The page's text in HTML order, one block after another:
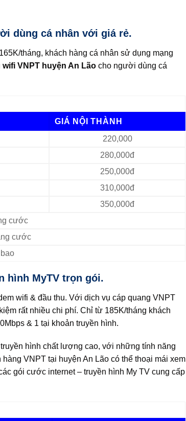
dùng cá nhân với giá rẻ.
tháng, khách hàng cá nhân sử dụng mạng
wifi VNPT huyện An Lão cho người dùng cá
GIÁ NỘI THÀNH
220,000
280,000đ
250,000đ
310,000đ
350,000đ
cước
cước
hình MyTV trọn gói.
wifi & đầu thu. Với dịch vụ cáp quang VNPT
rất nhiều chi phí. Chỉ từ 185K/tháng khách
& 1 tại khoản truyền hình.
hình chất lượng cao, với những tính năng
VNPT tại huyện An Lão có thể thoại mái xem
gói cước internet – truyền hình My TV cung cấp